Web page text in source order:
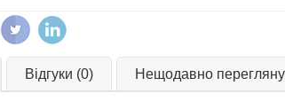
Відгуки (0) Нещодавно